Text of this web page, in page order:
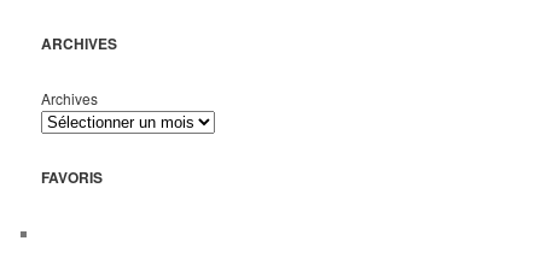
ARCHIVES
Archives
FAVORIS